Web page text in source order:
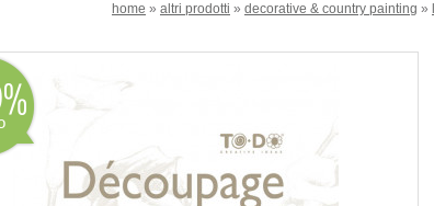
home » altri prodotti » decorative & country painting »